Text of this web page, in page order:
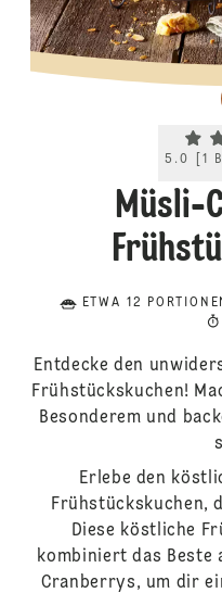
5.0 1
Müsli-
ETWA 12
Entdecke den
Frühstückskuchen!
Besonderem und
Erlebe den
Frühstückskuchen,
Diese köstliche
kombiniert das Beste
Cranberrys, um dir